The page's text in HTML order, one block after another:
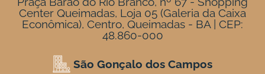
Center Queimadas, Loja 05 (Galeria da Caixa
Econômica), Centro, Queimadas - BA | CEP:
48.860-000
São Gonçalo dos Campos